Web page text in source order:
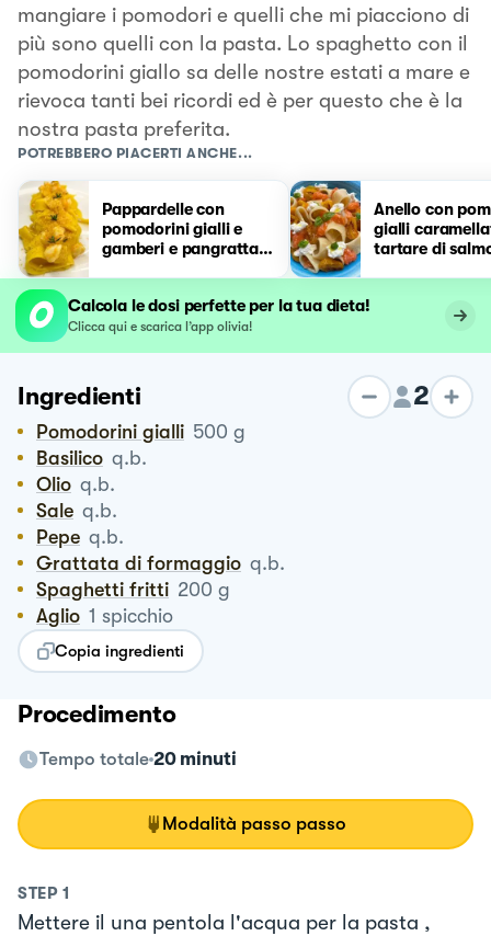
mangiare i pomodori e quelli che mi piacciono di
più sono quelli con la pasta. Lo spaghetto con il
pomodorini giallo sa delle nostre estati a mare e
rievoca tanti bei ricordi ed è per questo che è la
nostra pasta preferita.
POTREBBERO PIACERTI ANCHE...
Pappardelle con
pomodorini gialli e
gamberi e pangrattato
Anello con
gialli
tartare di
Calcola le dosi perfette per la tua dieta!
Clicca qui e scarica l’app olivia!
Ingredienti 2
Pomodorini gialli 500 g
Basilico q.b.
Olio q.b.
Sale q.b.
Pepe q.b.
Grattata di formaggio q.b.
Spaghetti fritti 200 g
Aglio 1 spicchio
Copia ingredienti
Procedimento
Tempo totale 20 minuti
Modalità passo passo
STEP 1
Mettere il una pentola l'acqua per la pasta ,